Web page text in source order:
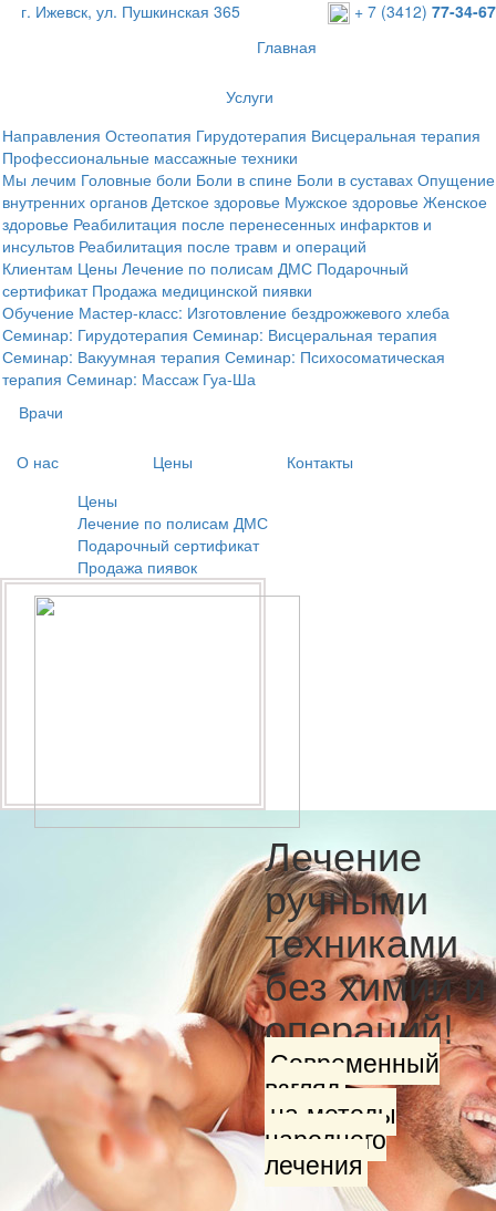
г. Ижевск, ул. Пушкинская 365 + 7 (3412) 77-34-67
Главная
Услуги
Направления Остеопатия Гирудотерапия Висцеральная терапия
Профессиональные массажные техники
Мы лечим Головные боли Боли в спине Боли в суставах Опущение
внутренних органов Детское здоровье Мужское здоровье Женское
здоровье Реабилитация после перенесенных инфарктов и
инсультов Реабилитация после травм и операций
Клиентам Цены Лечение по полисам ДМС Подарочный
сертификат Продажа медицинской пиявки
Обучение Мастер-класс: Изготовление бездрожжевого хлеба
Семинар: Гирудотерапия Семинар: Висцеральная терапия
Семинар: Вакуумная терапия Семинар: Психосоматическая
терапия Семинар: Массаж Гуа-Ша
Врачи
О нас
Цены
Цены
Лечение по полисам ДМС
Подарочный сертификат
Продажа пиявок
Контакты
Лечение
ручными
техниками
без химии и
операций!
Современный
взгляд
на методы
народного
лечения